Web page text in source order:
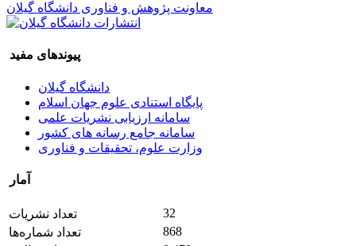
معاونت پژوهش و فناوری دانشگاه گیلان
پیوندهای مفید
دانشگاه گیلان
پایگاه استنادی علوم جهان اسلام
سامانه ارزیابی نشریات علمی
سامانه جامع رسانه های کشور
وزارت علوم، تحقیقات و فناوری
آمار
تعداد نشریات
32
تعداد شماره‌ها
868